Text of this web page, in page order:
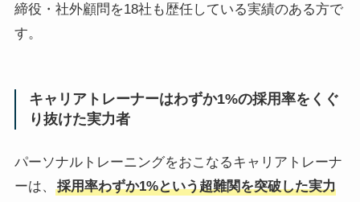
締役・社外顧問を18社も歴任している実績のある方で
す。
キャリアトレーナーはわずか1%の採用率をくぐ
り抜けた実力者
パーソナルトレーニングをおこなるキャリアトレーナ
ーは、
採用率わずか1%という超難関を突破した実力